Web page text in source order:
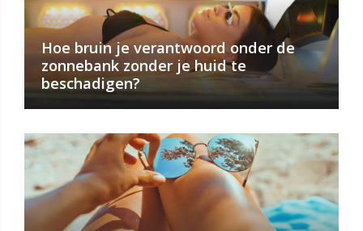
Hoe bruin je verantwoord onder de
zonnebank zonder je huid te
beschadigen?